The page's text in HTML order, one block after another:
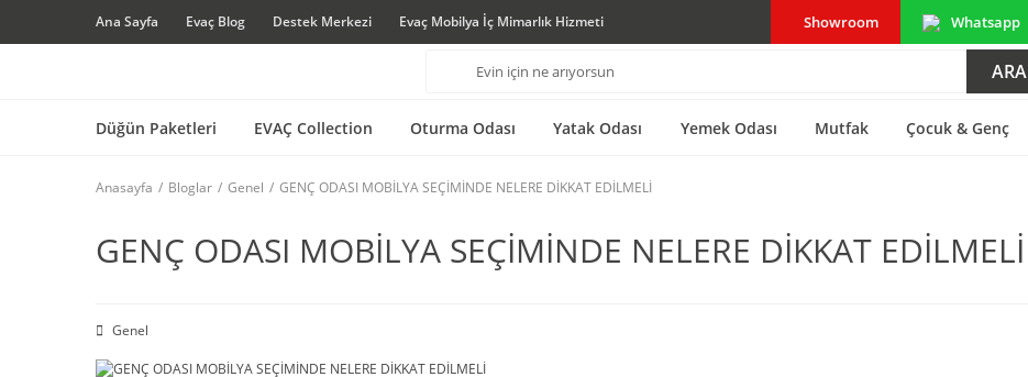
Ana Sayfa Evaç Blog Destek Merkezi Evaç Mobilya İç Mimarlık Hizmeti Showroom Whatsapp
ARA
Düğün Paketleri EVAÇ Collection Oturma Odası Yatak Odası Yemek Odası Mutfak Çocuk & Genç
Anasayfa Bloglar Genel GENÇ ODASI MOBİLYA SEÇİMİNDE NELERE DİKKAT EDİLMELİ
GENÇ ODASI MOBİLYA SEÇİMİNDE NELERE DİKKAT EDİLMELİ
Genel